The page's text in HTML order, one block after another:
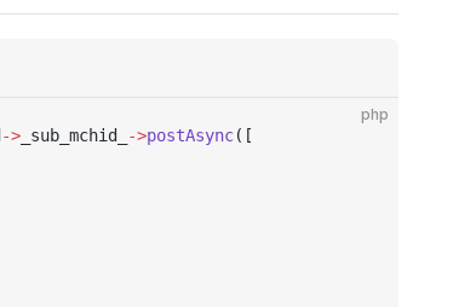
php
-> _sub_mchid_ ->postAsync([